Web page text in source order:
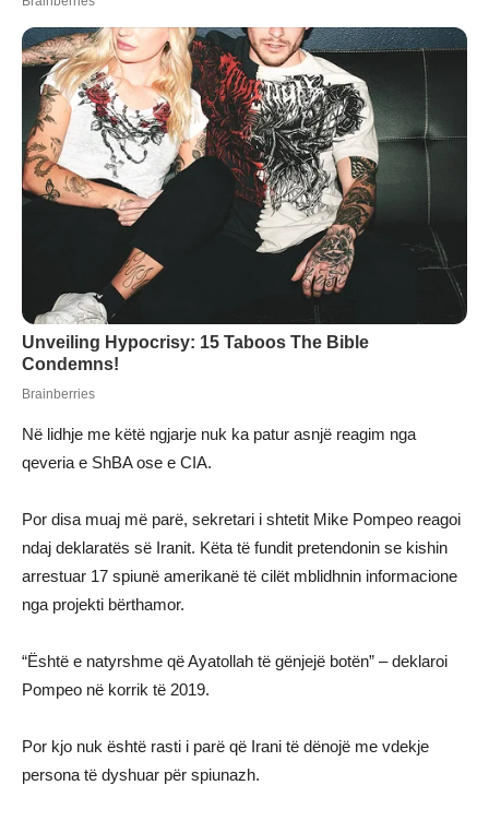
Në lidhje me këtë ngjarje nuk ka patur asnjë reagim nga
qeveria e ShBA ose e CIA.
Por disa muaj më parë, sekretari i shtetit Mike Pompeo reagoi
ndaj deklaratës së Iranit. Këta të fundit pretendonin se kishin
arrestuar 17 spiunë amerikanë të cilët mblidhnin informacione
nga projekti bërthamor.
“Është e natyrshme që Ayatollah të gënjejë botën” – deklaroi
Pompeo në korrik të 2019.
Por kjo nuk është rasti i parë që Irani të dënojë me vdekje
persona të dyshuar për spiunazh.